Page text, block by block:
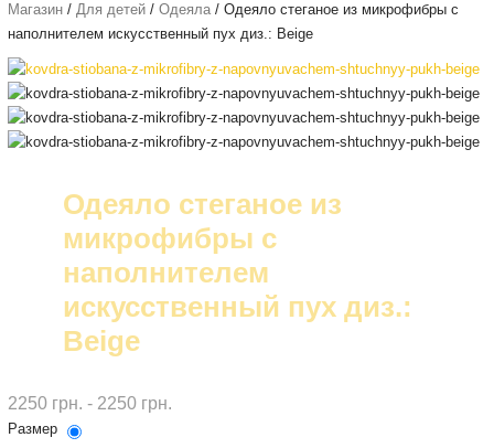
Магазин/ Для детей/ Одеяла / Одеяло стеганое из микрофибры с
наполнителем искусственный пух диз.: Beige
Одеяло стеганое из
микрофибры с
наполнителем
искусственный пух диз.:
Beige
2250 грн. - 2250 грн.
Размер